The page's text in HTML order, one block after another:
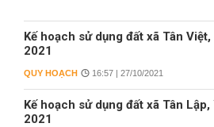
Kế hoạch sử dụng đất xã Tân
2021
QUY HOẠCH 16:57 | 27/10/2021
Kế hoạch sử dụng đất xã Tân
2021